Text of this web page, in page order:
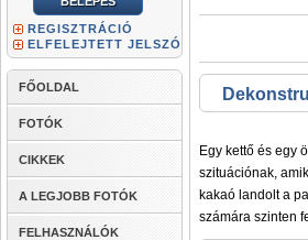
REGISZTRÁCIÓ
ELFELEJTETT JELSZÓ
FŐOLDAL
FOTÓK
CIKKEK
A LEGJOBB FOTÓK
FELHASZNÁLÓK
Egy kettő és egy
szituációnak,
kakaó landolt a
számára szinten